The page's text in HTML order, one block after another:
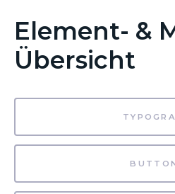
Element- &
Übersicht